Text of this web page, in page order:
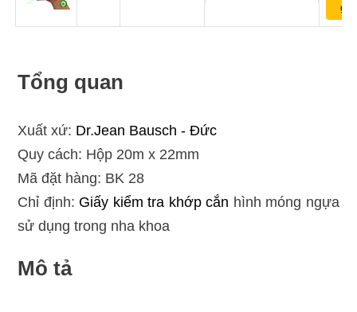
giỏ
Tổng quan
Xuất xứ: Dr.Jean Bausch - Đức
Quy cách: Hộp 20m x 22mm
Mã đặt hàng: BK 28
Chỉ định: Giấy kiểm tra khớp cắn hình móng ngựa
sử dụng trong nha khoa
Mô tả